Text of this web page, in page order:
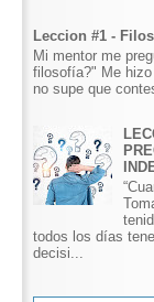
Leccion #1 -
Mi mentor me
filosofía?" Me hizo
no supe que
todos los días
decisi...